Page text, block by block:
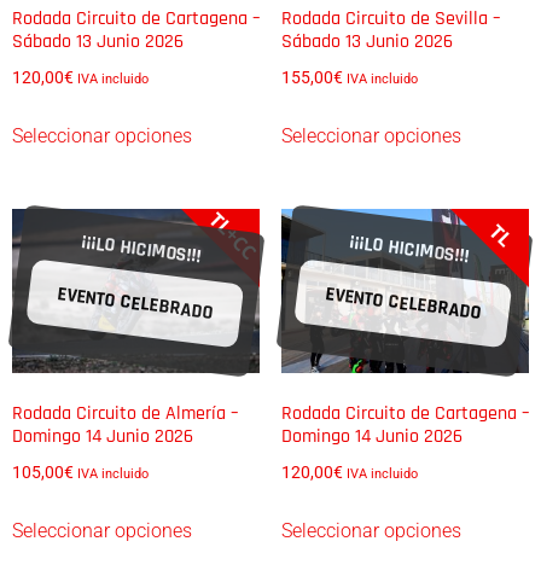
Rodada Circuito de Cartagena –
Sábado 13 Junio 2026
120,00€ IVA incluido
Seleccionar opciones
Rodada Circuito de Sevilla –
Sábado 13 Junio 2026
155,00€ IVA incluido
Seleccionar opciones
TL+CC
¡¡¡LO HICIMOS!!!
EVENTO CELEBRADO
Rodada Circuito de Almería –
Domingo 14 Junio 2026
105,00€ IVA incluido
Seleccionar opciones
¡¡¡LO HICIMOS!!!
EVENTO CELEBRADO
TL
Rodada Circuito de Cartagena –
Domingo 14 Junio 2026
120,00€ IVA incluido
Seleccionar opciones